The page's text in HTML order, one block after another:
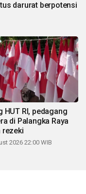
darurat berpotensi
HUT RI, pedagang
di Palangka Raya
rezeki
2026 22:00 WIB